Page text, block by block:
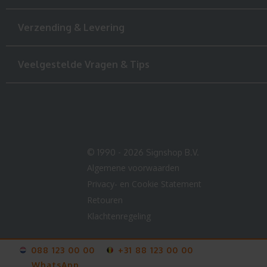
Verzending & Levering
Veelgestelde Vragen & Tips
© 1990 - 2026 Signshop B.V.
Algemene voorwaarden
Privacy- en Cookie Statement
Retouren
Klachtenregeling
088 123 00 00
+31 88 123 00 00
WhatsApp